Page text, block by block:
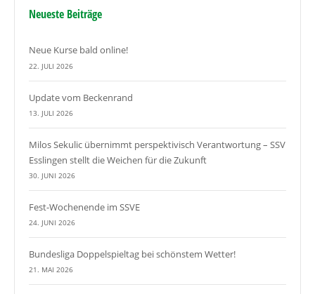
Neueste Beiträge
Neue Kurse bald online!
22. JULI 2026
Update vom Beckenrand
13. JULI 2026
Milos Sekulic übernimmt perspektivisch Verantwortung – SSV
Esslingen stellt die Weichen für die Zukunft
30. JUNI 2026
Fest-Wochenende im SSVE
24. JUNI 2026
Bundesliga Doppelspieltag bei schönstem Wetter!
21. MAI 2026